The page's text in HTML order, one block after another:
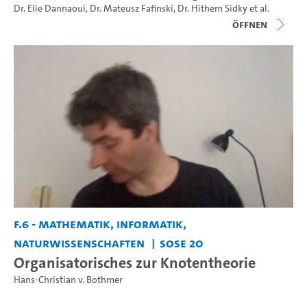
Dr. Elie Dannaoui, Dr. Mateusz Fafinski, Dr. Hithem Sidkyet al.
Öffnen
F.6 - Mathematik, Informatik,
Naturwissenschaften
SoSe 20
Organisatorisches zur Knotentheorie
Hans-Christian v. Bothmer